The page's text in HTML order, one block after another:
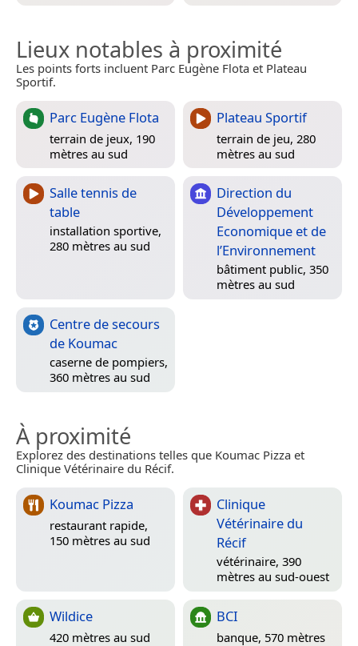
Lieux notables à proximité
Les points forts incluent Parc Eugène Flota et Plateau
Sportif.
Parc Eugène Flota
terrain de jeux, 190
mètres au sud
Plateau Sportif
terrain de jeu, 280
mètres au sud
Salle tennis de
table
installation sportive,
280 mètres au sud
Direction du
Développement
Economique et de
l’Environnement
bâtiment public, 350
mètres au sud
Centre de secours
de Koumac
caserne de pompiers,
360 mètres au sud
À proximité
Explorez des destinations telles que Koumac Pizza et
Clinique Vétérinaire du Récif.
Koumac Pizza
restaurant rapide,
150 mètres au sud
Clinique
Vétérinaire du
Récif
vétérinaire, 390
mètres au sud-ouest
Wildice
420 mètres au sud
BCI
banque, 570 mètres